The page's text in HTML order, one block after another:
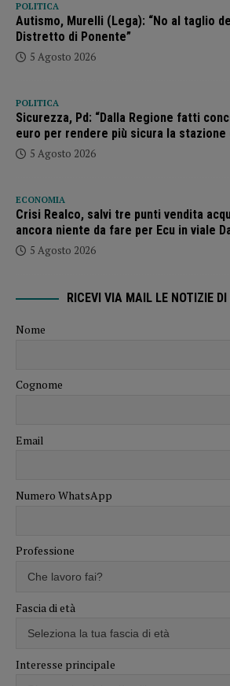
POLITICA
Autismo, Murelli (Lega): “No al taglio
Distretto di Ponente”
5 Agosto 2026
POLITICA
Sicurezza, Pd: “Dalla Regione fatti
euro per rendere più sicura la stazione
5 Agosto 2026
ECONOMIA
Crisi Realco, salvi tre punti vendita
ancora niente da fare per Ecu in viale
5 Agosto 2026
RICEVI VIA MAIL LE NOTIZIE
Nome
Cognome
Email
Numero WhatsApp
Professione
Fascia di età
Interesse principale